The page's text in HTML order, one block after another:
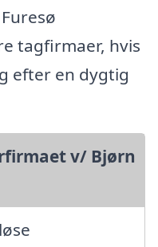
tagfirmaer, hvis
efter en dygtig
v/ Bjørn